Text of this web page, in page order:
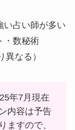
い占い師が多い
・数秘術
なる）
年7月現在
内容は予告
ますので、